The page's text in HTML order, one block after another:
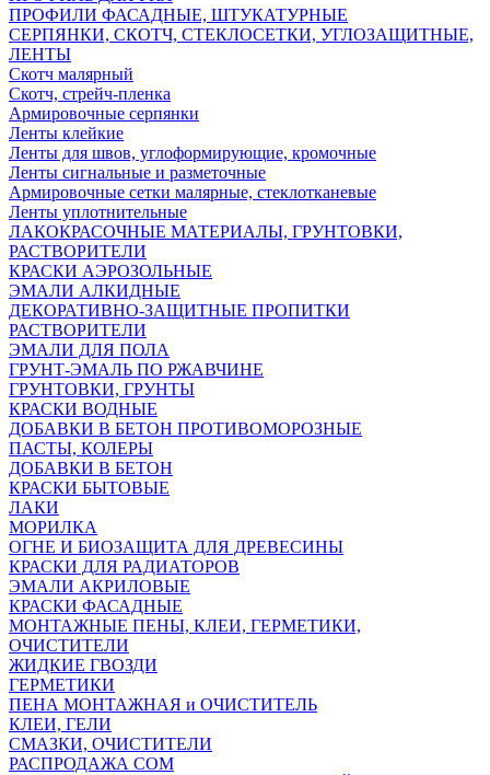
ПРОФИЛИ ФАСАДНЫЕ, ШТУКАТУРНЫЕ
СЕРПЯНКИ, СКОТЧ, СТЕКЛОСЕТКИ, УГЛОЗАЩИТНЫЕ,
ЛЕНТЫ
Скотч малярный
Скотч, стрейч-пленка
Армировочные серпянки
Ленты клейкие
Ленты для швов, углоформирующие, кромочные
Ленты сигнальные и разметочные
Армировочные сетки малярные, стеклотканевые
Ленты уплотнительные
ЛАКОКРАСОЧНЫЕ МАТЕРИАЛЫ, ГРУНТОВКИ,
РАСТВОРИТЕЛИ
КРАСКИ АЭРОЗОЛЬНЫЕ
ЭМАЛИ АЛКИДНЫЕ
ДЕКОРАТИВНО-ЗАЩИТНЫЕ ПРОПИТКИ
РАСТВОРИТЕЛИ
ЭМАЛИ ДЛЯ ПОЛА
ГРУНТ-ЭМАЛЬ ПО РЖАВЧИНЕ
ГРУНТОВКИ, ГРУНТЫ
КРАСКИ ВОДНЫЕ
ДОБАВКИ В БЕТОН ПРОТИВОМОРОЗНЫЕ
ПАСТЫ, КОЛЕРЫ
ДОБАВКИ В БЕТОН
КРАСКИ БЫТОВЫЕ
ЛАКИ
МОРИЛКА
ОГНЕ И БИОЗАЩИТА ДЛЯ ДРЕВЕСИНЫ
КРАСКИ ДЛЯ РАДИАТОРОВ
ЭМАЛИ АКРИЛОВЫЕ
КРАСКИ ФАСАДНЫЕ
МОНТАЖНЫЕ ПЕНЫ, КЛЕИ, ГЕРМЕТИКИ,
ОЧИСТИТЕЛИ
ЖИДКИЕ ГВОЗДИ
ГЕРМЕТИКИ
ПЕНА МОНТАЖНАЯ и ОЧИСТИТЕЛЬ
КЛЕИ, ГЕЛИ
СМАЗКИ, ОЧИСТИТЕЛИ
РАСПРОДАЖА СОМ